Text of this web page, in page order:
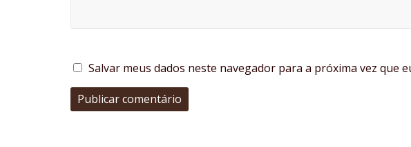
Salvar meus dados neste navegador para a próxima vez que